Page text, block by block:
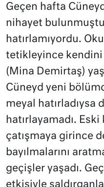
Geçen hafta
nihayet
hatırlamıyordu.
tetikleyince kendini
(Mina Demirtaş)
Cüneyd yeni
meyal hatırladıysa
hatırlayamadı.
çatışmaya girince
bayılmalarını
geçişler yaşadı.